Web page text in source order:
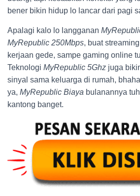
bener bikin hidup lo lancar dari pagi
Apalagi kalo lo langganan
MyRepublic 250Mbps, buat
kerjaan gede, sampe gaming online
Teknologi MyRepublic 5Ghz juga
sinyal sama keluarga di rumah,
ya, MyRepublic Biaya bulanannya
kantong banget.